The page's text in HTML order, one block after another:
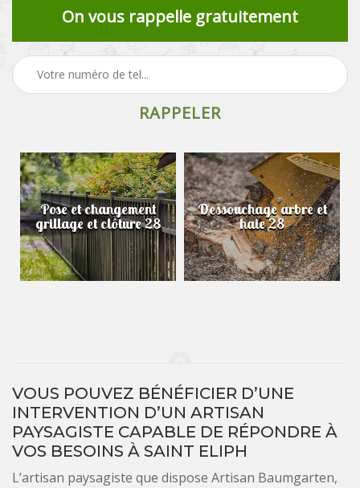
On vous rappelle gratuitement
Pose et changement
grillage et clôture 28
Dessouchage arbre et
haie 28
VOUS POUVEZ BÉNÉFICIER D’UNE
INTERVENTION D’UN ARTISAN
PAYSAGISTE CAPABLE DE RÉPONDRE À
VOS BESOINS À SAINT ELIPH
L’artisan paysagiste que dispose Artisan Baumgarten,